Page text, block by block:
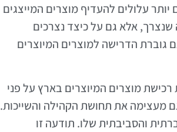
עלולים להעדיף מוצרים המייצגים
אלא גם על כיצד נצרכים
גוברת הדרישה למוצרים המיוצרים
מוצרים המיוצרים בארץ על פני
מעצימה את תחושת הקהילה והשייכות.
והסביבתית שלו. תודעה זו